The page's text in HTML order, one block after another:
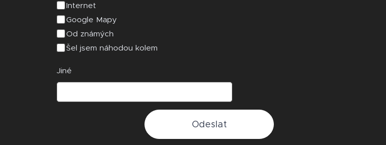
Internet
Google Mapy
Od známých
Šel jsem náhodou kolem
Jiné
Odeslat